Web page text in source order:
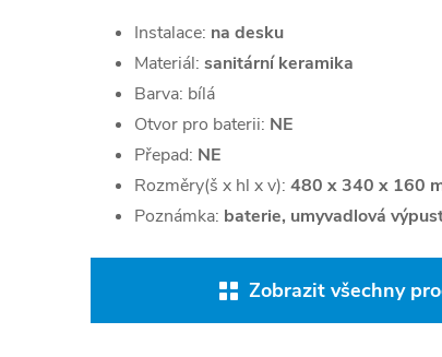
Instalace: na desku
Materiál: sanitární keramika
Barva: bílá
Otvor pro baterii: NE
Přepad: NE
Rozměry(š x hl x v): 480 x 340 x 160
Poznámka: baterie, umyvadlová
Zobrazit všechny